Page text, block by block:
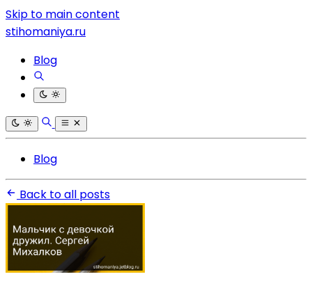
Skip to main content
stihomaniya.ru
Blog
Blog
Back to all posts